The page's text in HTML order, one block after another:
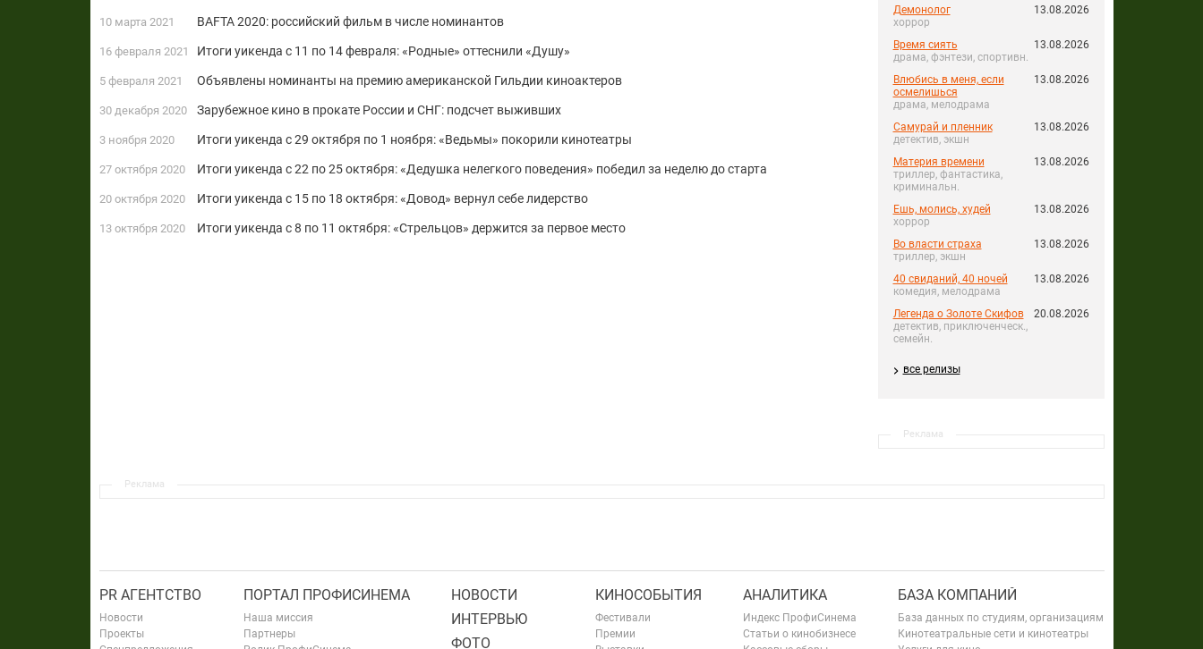
Демонолог
хоррор
13.08.2026
Время сиять
драма, фэнтези, спортивн.
13.08.2026
Влюбись в меня, если
осмелишься
драма, мелодрама
13.08.2026
Самурай и пленник
детектив, экшн
13.08.2026
Материя времени
триллер, фантастика,
криминальн.
13.08.2026
Ешь, молись, худей
хоррор
13.08.2026
Во власти страха
триллер, экшн
13.08.2026
40 свиданий, 40 ночей
комедия, мелодрама
13.08.2026
Легенда о Золоте Скифов
детектив, приключенческ.,
семейн.
20.08.2026
все релизы
Реклама
10 марта 2021 BAFTA 2020: российский фильм в числе номинантов
16 февраля 2021 Итоги уикенда с 11 по 14 февраля: «Родные» оттеснили «Душу»
5 февраля 2021 Объявлены номинанты на премию американской Гильдии киноактеров
30 декабря 2020 Зарубежное кино в прокате России и СНГ: подсчет выживших
3 ноября 2020 Итоги уикенда с 29 октября по 1 ноября: «Ведьмы» покорили кинотеатры
27 октября 2020 Итоги уикенда с 22 по 25 октября: «Дедушка нелегкого поведения» победил за неделю до старта
20 октября 2020 Итоги уикенда с 15 по 18 октября: «Довод» вернул себе лидерство
13 октября 2020 Итоги уикенда с 8 по 11 октября: «Стрельцов» держится за первое место
Реклама
PR АГЕНТСТВО
Новости
Проекты
ПОРТАЛ ПРОФИСИНЕМА
Наша миссия
Партнеры
НОВОСТИ
ИНТЕРВЬЮ
ФОТО
КИНОСОБЫТИЯ
Фестивали
Премии
АНАЛИТИКА
Индекс ПрофиСинема
Статьи о кинобизнесе
БАЗА КОМПАНИЙ
База данных по студиям, организациям
Кинотеатральные сети и кинотеатры